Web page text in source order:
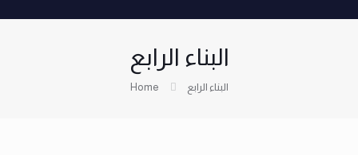
البناء الرابع
Home البناء الرابع